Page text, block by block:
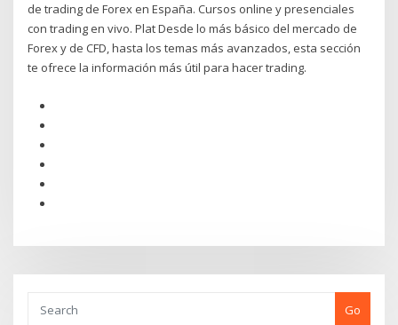
de trading de Forex en España. Cursos online y presenciales
con trading en vivo. Plat Desde lo más básico del mercado de
Forex y de CFD, hasta los temas más avanzados, esta sección
te ofrece la información más útil para hacer trading.
Go